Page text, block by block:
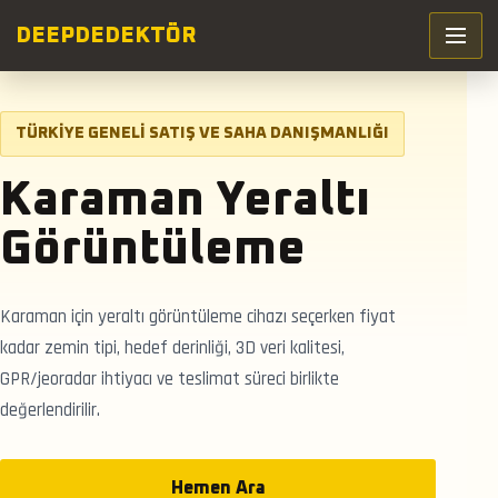
DEEP DEDEKTÖR
TÜRKIYE GENELI SATIŞ VE SAHA DANIŞMANLIĞI
Karaman Yeraltı
Görüntüleme
Karaman için yeraltı görüntüleme cihazı seçerken fiyat
kadar zemin tipi, hedef derinliği, 3D veri kalitesi,
GPR/jeoradar ihtiyacı ve teslimat süreci birlikte
değerlendirilir.
Hemen Ara